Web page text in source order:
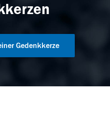
Gedenkkerze